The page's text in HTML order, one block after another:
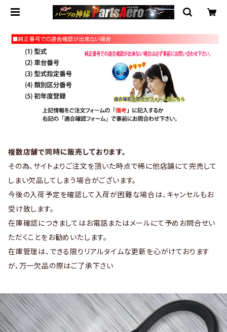
複数店舗で同時に販売しております。
その為、サイトよりご注文を頂いた時点で稀に他店舗にて完売して
しまい欠品してしまう場合がございます。
今後の入荷予定を確認して入荷が困難な場合は、キャンセルもお
受け致します。
在庫確認につきましてはお電話またはメールにて予めお問合せい
ただくことをお勧めいたします。
在庫管理は、できる限りリアルタイムな更新を心がけております
が、万一欠品の際はご了承下さい